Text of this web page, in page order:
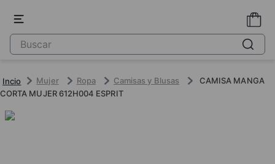
Mujer Ropa Camisas y Blusas
CAMISA MANGA
CORTA MUJER 612H004 ESPRIT